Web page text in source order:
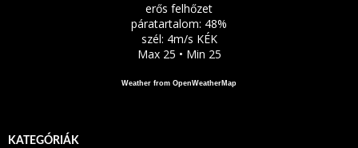
erős felhőzet
páratartalom: 48%
szél: 4m/s KÉK
Max 25 • Min 25
Weather from OpenWeatherMap
KATEGÓRIÁK